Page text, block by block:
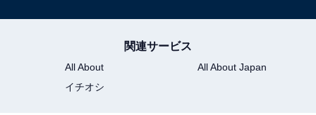
関連サービス
All About
All About Japan
イチオシ